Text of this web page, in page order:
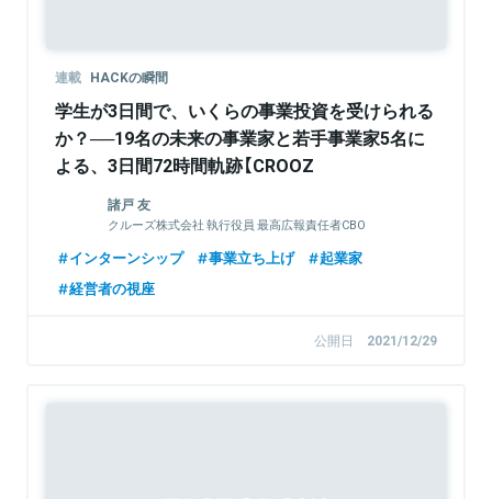
連載 HACKの瞬間
学生が3日間で、いくらの事業投資を受けられる
か？──19名の未来の事業家と若手事業家5名に
よる、3日間72時間軌跡【CROOZ
INTERNSHIP“HACK”イベントレポート】
諸戸 友
クルーズ株式会社 執行役員 最高広報責任者CBO
インターンシップ 事業立ち上げ
起業家
経営者の視座
公開日 2021/12/29